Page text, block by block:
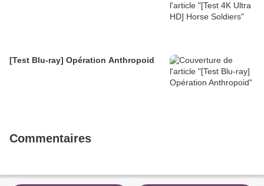
[Test Blu-ray] Opération Anthropoid
Commentaires